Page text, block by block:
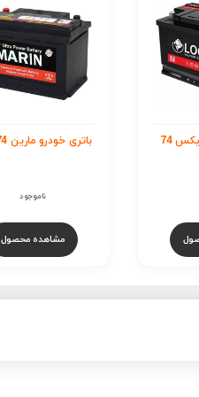
آمپر
ناموجود
مشاهده محصول